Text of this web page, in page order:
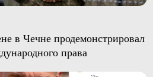
в Чечне продемонстрировал
права